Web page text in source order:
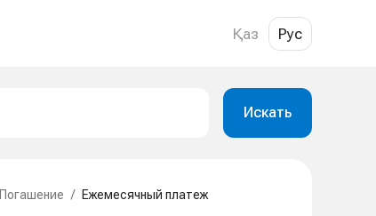
Қаз Рус
Искать
Погашение / Ежемесячный платеж